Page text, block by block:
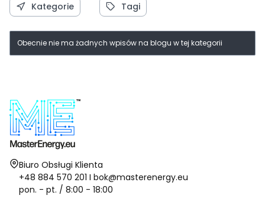
Kategorie Tagi
Obecnie nie ma żadnych wpisów na blogu w tej kategorii
Adres:
Biuro Obsługi Klienta
+48 884 570 201 I bok@masterenergy.eu
pon. - pt. / 8:00 - 18:00